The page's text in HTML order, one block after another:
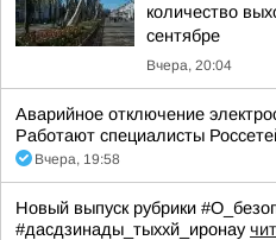
количество
сентябре
Вчера, 20:04
Аварийное отключение
Работают специалисты
Вчера, 19:58
Новый выпуск рубрики
#дасдзинады_тыххй_иронау